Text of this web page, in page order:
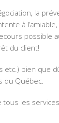
la
à
possible
du client!
etc.) bien que
du Québec.
tous les